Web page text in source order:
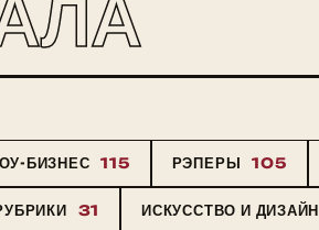
БИЗНЕС 115 РЭПЕРЫ 105
31 ИСКУССТВО И ДИЗАЙН